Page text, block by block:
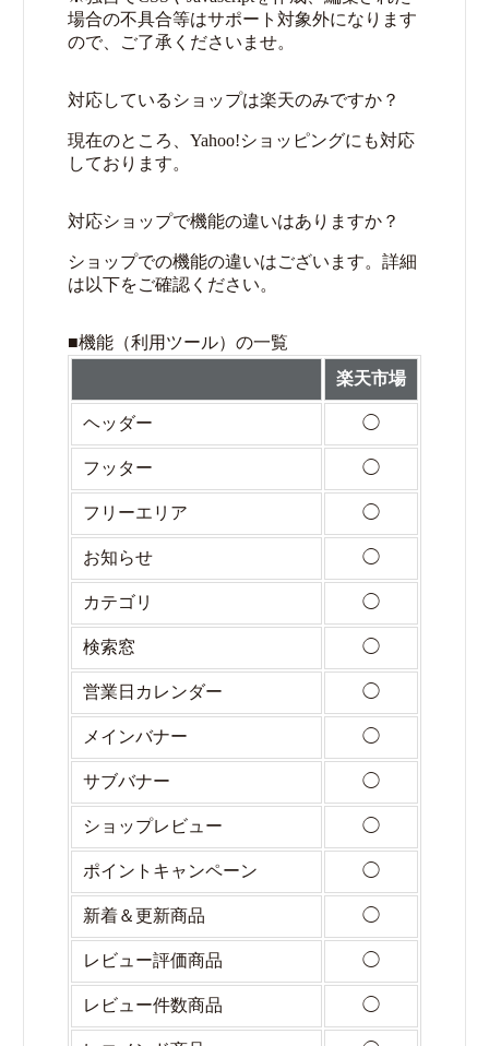
場合の不具合等はサポート対象外になります
ので、ご了承くださいませ。
対応しているショップは楽天のみですか？
現在のところ、Yahoo!ショッピングにも対応
しております。
対応ショップで機能の違いはありますか？
ショップでの機能の違いはございます。詳細
は以下をご確認ください。
■機能（利用ツール）の一覧
楽天市場
ヘッダー ◯
フッター ◯
フリーエリア ◯
お知らせ ◯
カテゴリ ◯
検索窓 ◯
営業日カレンダー ◯
メインバナー ◯
サブバナー ◯
ショップレビュー ◯
ポイントキャンペーン ◯
新着＆更新商品 ◯
レビュー評価商品 ◯
レビュー件数商品 ◯